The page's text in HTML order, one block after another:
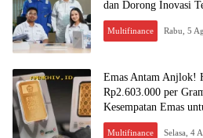
dan Dorong Inovasi
Multifinance
anakhiv.id
Emas Antam Anjlok!
Rp2.603.000 per
Kesempatan Emas
Multifinance